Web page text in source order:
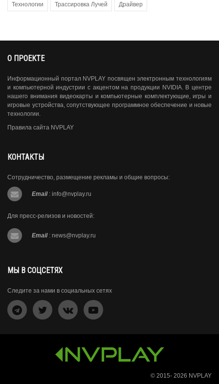
Технологии Трассировка Лучей Драйвер
О ПРОЕКТЕ
Информационный портал NVPLAY посвящен электронным технологиям
и компьютерной индустрии с акцентом на продукции NVIDIA. В центре
нашего внимания видеокарты и компьютерные комплектующие, игры и
игровые устройства, сопутствующее программное обеспечение и новые
технологии.
Правила сайта NVPLAY
КОНТАКТЫ
Сотрудничество, размещение рекламы и общие вопросы:
Email : info@nvplay.ru
Для пресс-релизов и новостей:
Email : news@nvplay.ru
МЫ В СОЦСЕТЯХ
Следите за нами в социальных сетях
© 2015- 2026 NVPLAY